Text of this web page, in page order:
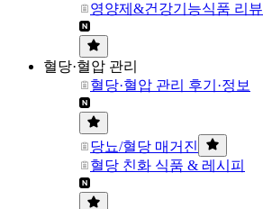
영양제&건강기능식품 리뷰
혈당·혈압 관리
혈당·혈압 관리 후기·정보
당뇨/혈당 매거진
혈당 친화 식품 & 레시피